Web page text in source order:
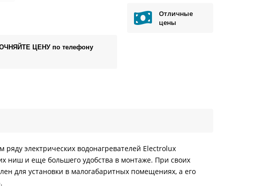
ЦЕНУ по телефону
Отличные
цены
электрических водонагревателей Electrolux
ниш и еще большего удобства в монтаже. При своих
для установки в малогабаритных помещениях, а его